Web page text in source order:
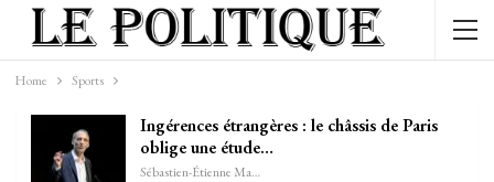
Home Sports
Ingérences étrangères : le châssis de Paris
oblige une étude…
Sébastien-Étienne Marechal